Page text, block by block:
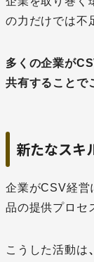
の力だけでは不
多くの企業が
共有することで
新たなスキ
企業がCSV経営
品の提供プロセ
こうした活動は